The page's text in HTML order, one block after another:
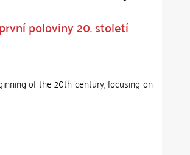
poloviny 20. století
of the 20th century, focusing on